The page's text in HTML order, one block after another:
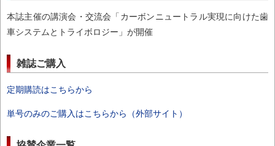
本誌主催の講演会・交流会「カーボンニュートラル実現に向けた歯
車システムとトライボロジー」が開催
雑誌ご購入
定期購読はこちらから
単号のみのご購入はこちらから（外部サイト）